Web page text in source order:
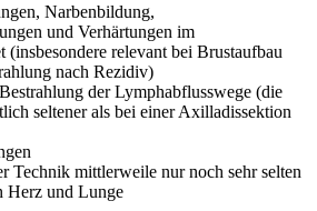
Narbenbildung,
und Verhärtungen im
(insbesondere relevant bei Brustaufbau
nach Rezidiv)
der Lymphabflusswege (die
seltener als bei einer Axilladissektion
Technik mittlerweile nur noch sehr selten
Herz und Lunge